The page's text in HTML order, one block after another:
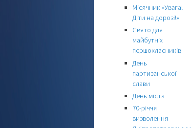
Місячник «Увага!
Діти на дорозі!»
Свято для
майбутніх
першокласників
День
партизанської
слави
День міста
70-річчя
визволення